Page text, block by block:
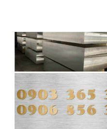
hoặc kiểm tra
phát hiện các
mặt vật liệu mà
Kiểm tra kích
kích thước và hình
ứng yêu cầu kỹ
Chứng nhận chất